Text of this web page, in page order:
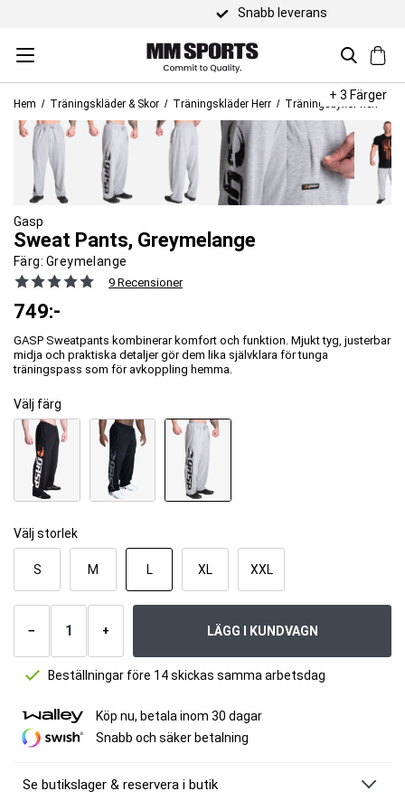
Snabb leverans
Hem Träningskläder & Skor Träningskläder Herr Träningsbyxor herr
+ 3 Färger
Gasp
Sweat Pants, Greymelange
Färg: Greymelange
9 Recensioner
749:-
GASP Sweatpants kombinerar komfort och funktion. Mjukt tyg, justerbar
midja och praktiska detaljer gör dem lika självklara för tunga
träningspass som för avkoppling hemma.
Välj färg
Välj storlek
S M L XL XXL
−
Antal
+ LÄGG I KUNDVAGN
Beställningar före 14 skickas samma arbetsdag
Köp nu, betala inom 30 dagar
Snabb och säker betalning
Se butikslager & reservera i butik